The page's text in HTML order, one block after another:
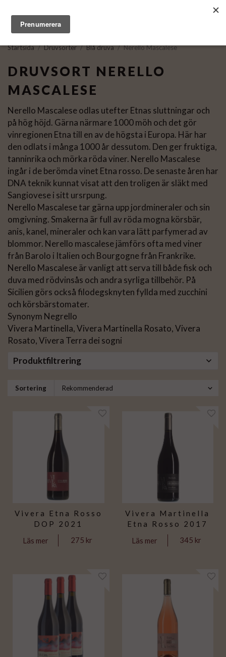
Startsida / Druvsorter / Blå druva / Nerello Mascalese
DRUVSORT NERELLO
MASCALESE
Nerello Mascalese odlas utefter Etnas sluttningar och
på hög höjd. Gärna närmare 1000 möh och det gör
vinregionen Etna till en av de högsta i Europa. Här har
den odlats i många 1000 år dessutom. Den ger fruktiga,
tanninrika och mörka röda viner. Nerello Mascalese
ingår i de berömda vinet Etna rosso. De senaste åren har
DNA teknik kunnat visat att den troligen är släkt med
Sangiovese i sitt ursrpung.
Nerello Mascalese tar gärna upp jordmineraler och sin
omgivning. Smakerna är full av röda mogna körsbär,
anis, kanel, mineraler och kan vara lätt parfymerad av
blommor. Nerello mascalese jämförs ofta med viner
från Barolo i Italien och Bourgogne från Frankrike.
Nerello Mascalese är vanligt att serva till både fisk och
duva med rödvinsås och andra syrliga tillbehör. På
Sicilien görs också filodegsknyten fyllda med zucchini
och körsbärstomater.
Synonym Negrello
Vivera Martinella, Vivera Martinella Rosato, Vivera
Rosato, Vivera Terra dei sogni
Produktfiltrering
Sortering
Vivera Etna Rosso
DOP 2021
Läs mer
275 kr
Vivera Martinella
Etna Rosso 2017
Läs mer
345 kr